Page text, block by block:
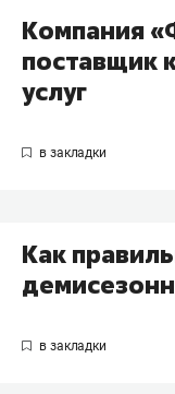
Компания
поставщик
услуг
Как